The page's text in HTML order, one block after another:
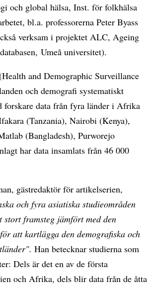
och global hälsa, Inst. för folkhälsa
bl.a. professorerna Peter Byass
verksam i projektet ALC, Ageing
Umeå universitet).
and Demographic Surveillance
och demografi systematiskt
forskare data från fyra länder i Afrika
(Tanzania), Nairobi (Kenya),
(Bangladesh), Purworejo
har data insamlats från 46 000
gästredaktör för artikelserien,
och fyra asiatiska studieområden
framsteg jämfört med den
att kartlägga den demografiska och
Han betecknar studierna som
Dels är det en av de första
och Afrika, dels blir data från de åtta